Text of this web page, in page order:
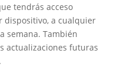
tendrás acceso
dispositivo, a cualquier
semana. También
actualizaciones futuras